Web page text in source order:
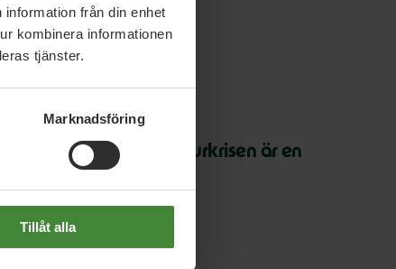
från din enhet
kombinera informationen
tjänster.
Marknadsföring
Tillåt alla
Overshoot Day: Naturkrisen är en